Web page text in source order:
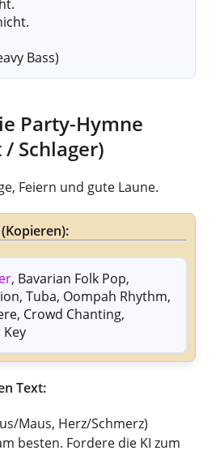
Bass)
Party-Hymne
Schlager)
Feiern und gute Laune.
, Bavarian Folk Pop,
Tuba, Oompah Rhythm,
Crowd Chanting,
Text:
Maus, Herz/Schmerz)
besten. Fordere die KI zum